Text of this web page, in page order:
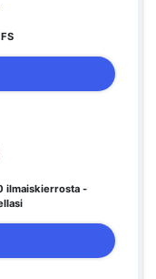
ilmaiskierrosta -